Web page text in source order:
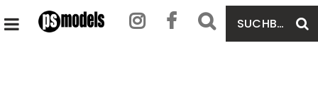
SUCHBEGRIFF
EINGEBEN
HAUPTMENÜ